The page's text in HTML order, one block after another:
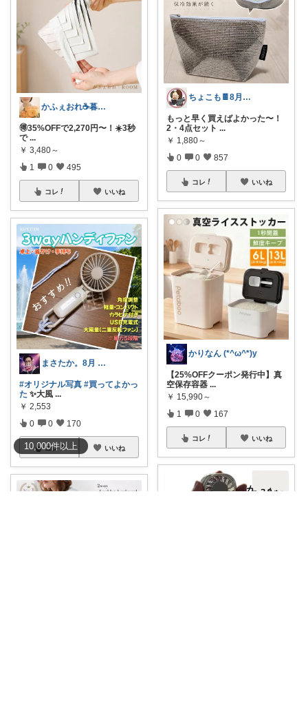
10,000件以上
かふぇおれ☕暮らしを整える便利グッズ🍀
🉐35%OFFで2,270円〜！☀️3秒
で ...
￥ 3,480～
1 0 495
コレ いいね
まさたか。8月 7日の経由購入感謝🙏
#オリジナル写真 #買ってよかっ
た ✨大風 ...
￥ 2,553
0 0 170
コレ いいね
ちょこも🍫8月の推し♡お買物メモ
もっと早く買えばよかった〜！
2・4点セット ...
￥ 1,880～
0 0 857
コレ いいね
かりなん (*^ω^*)y
【25%OFFクーポン発行中】真
空保存容器 ...
￥ 15,990～
1 0 167
コレ いいね